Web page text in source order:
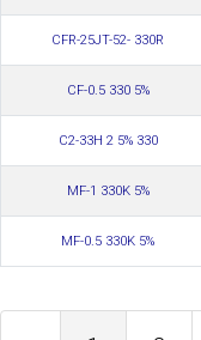
CFR-25JT-52- 330R
CF-0.5 330 5%
С2-33Н 2 5% 330
MF-1 330K 5%
MF-0.5 330K 5%